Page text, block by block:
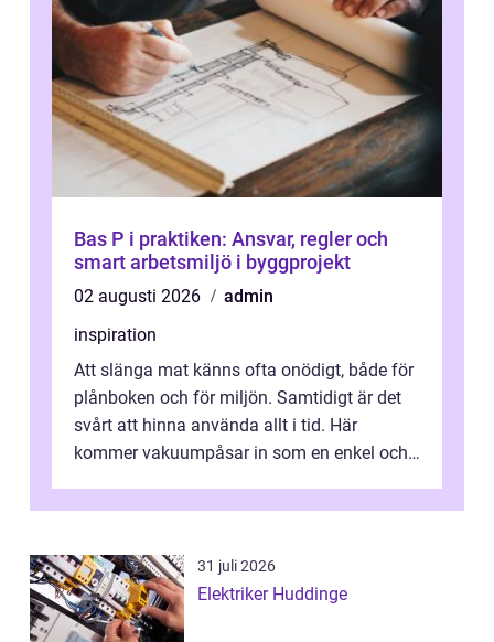
Bas P i praktiken: Ansvar, regler och
smart arbetsmiljö i byggprojekt
02 augusti 2026
admin
inspiration
Att slänga mat känns ofta onödigt, både för
plånboken och för miljön. Samtidigt är det
svårt att hinna använda allt i tid. Här
kommer vakuumpåsar in som en enkel och
31 juli 2026
Elektriker Huddinge